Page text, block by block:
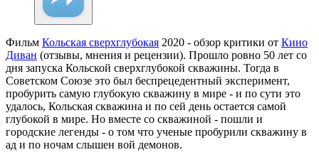
Фильм Кольская сверхглубокая 2020 - обзор критики от Кино
Диван (отзывы, мнения и рецензии). Прошло ровно 50 лет со
дня запуска Кольской сверхглубокой скважины. Тогда в
Советском Союзе это был беспрецедентный эксперимент,
пробурить самую глубокую скважину в мире - и по сути это
удалось, Кольская скважина и по сей день остается самой
глубокой в мире. Но вместе со скважиной - пошли и
городские легенды - о том что ученые пробурили скважину в
ад и по ночам слышен вой демонов.